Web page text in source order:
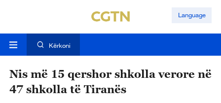
Language
Kërkoni
Nis më 15 qershor shkolla verore në
47 shkolla të Tiranës